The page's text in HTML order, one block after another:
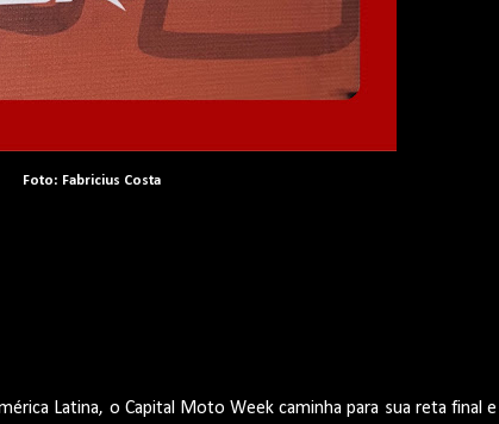
Foto: Fabricius Costa
Latina, o Capital Moto Week caminha para sua reta final e